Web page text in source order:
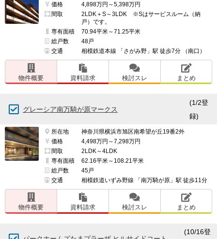
価格
4,898万円～5,398万円
間取
2LDK＋S～3LDK ※Sはサービスルーム（納
戸）です。
専有面積
70.94平米～71.25平米
総戸数
48戸
交通
相模鉄道本線 「さがみ野」駅 徒歩7分 （南口）
物件概要 資料請求 検討スレ まとめ
グレーシア南万騎が原マークス
(1/2登
録)
所在地
神奈川県横浜市旭区南希望が丘19番2外
価格
4,498万円～7,298万円
間取
2LDK～4LDK
専有面積
62.16平米～108.21平米
総戸数
45戸
交通
相模鉄道いずみ野線 「南万騎が原」駅 徒歩11分
物件概要 資料請求 検討スレ まとめ
(10/16登